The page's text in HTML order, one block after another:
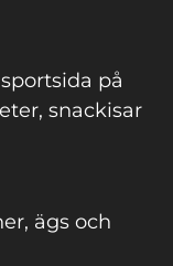
på
snackisar
ägs och